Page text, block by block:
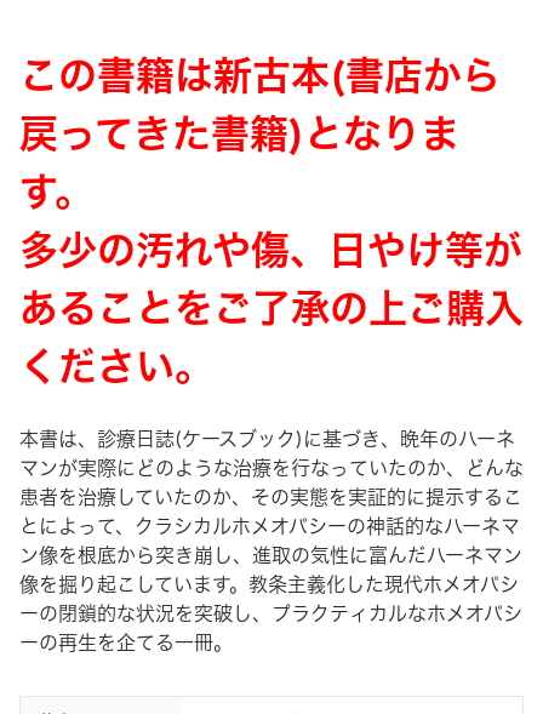
この書籍は新古本(書店から
戻ってきた書籍)となりま
す。
多少の汚れや傷、日やけ等が
あることをご了承の上ご購入
ください。
本書は、診療日誌(ケースブック)に基づき、晩年のハーネ
マンが実際にどのような治療を行なっていたのか、どんな
患者を治療していたのか、その実態を実証的に提示するこ
とによって、クラシカルホメオパシーの神話的なハーネマ
ン像を根底から突き崩し、進取の気性に富んだハーネマン
像を掘り起こしています。教条主義化した現代ホメオパシ
ーの閉鎖的な状況を突破し、プラクティカルなホメオパシ
ーの再生を企てる一冊。